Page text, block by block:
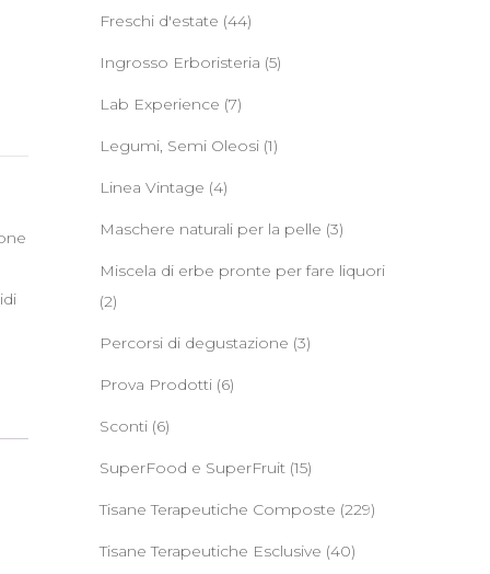
Freschi d'estate (44)
Ingrosso Erboristeria (5)
Lab Experience (7)
Legumi, Semi Oleosi (1)
Linea Vintage (4)
Maschere naturali per la pelle (3)
Miscela di erbe pronte per fare liquori
(2)
Percorsi di degustazione (3)
Prova Prodotti (6)
Sconti (6)
SuperFood e SuperFruit (15)
Tisane Terapeutiche Composte (229)
Tisane Terapeutiche Esclusive (40)